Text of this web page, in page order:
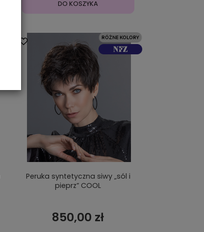
DO KOSZYKA
Peruka syntetyczna siwy „sól i
pieprz” COOL
850,00 zł